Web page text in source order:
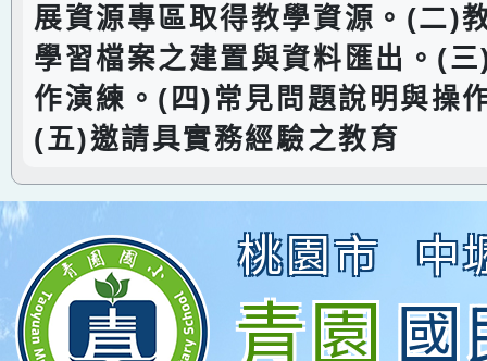
展資源專區取得教學資源。(二)
學習檔案之建置與資料匯出。(
作演練。(四)常見問題說明與操
(五)邀請具實務經驗之教育
桃園市 中
青園國